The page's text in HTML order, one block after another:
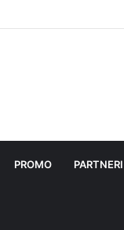
PROMO PARTNERI